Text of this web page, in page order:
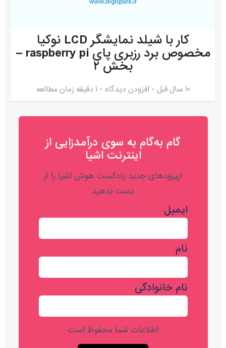
کار با شیلد نمایشگر LCD نوکیا
مخصوص برد رزبری پای raspberry pi –
بخش ۲
10 سال قبل افزودن دیدگاه 1 دقیقه زمان مطالعه
گام به‌گام به‌ سوی درآمدزایی از
اینترنت اشیا
اپیزودهای جدید پادکست هوش اشیا را از
دست ندهید
ایمیل
نام
نام خانوادگی
اطلاعات شما محفوظ است